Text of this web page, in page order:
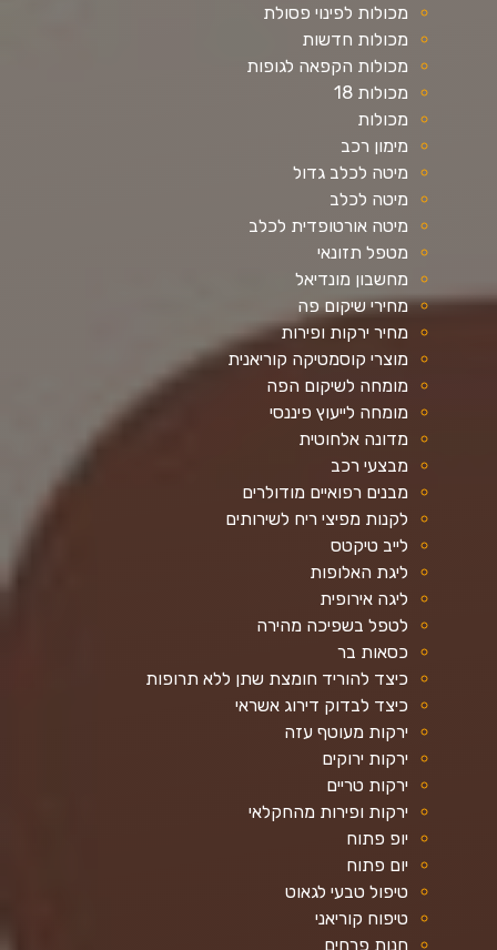
מכולות לפינוי פסולת
מכולות חדשות
מכולות הקפאה לגופות
מכולות 18
מכולות
מימון רכב
מיטה לכלב גדול
מיטה לכלב
מיטה אורטופדית לכלב
מטפל תזונאי
מחשבון מונדיאל
מחירי שיקום פה
מחיר ירקות ופירות
מוצרי קוסמטיקה קוריאנית
מומחה לשיקום הפה
מומחה לייעוץ פיננסי
מדונה אלחוטית
מבצעי רכב
מבנים רפואיים מודולרים
לקנות מפיצי ריח לשירותים
לייב טיקטס
ליגת האלופות
ליגה אירופית
לטפל בשפיכה מהירה
כסאות בר
כיצד להוריד חומצת שתן ללא תרופות
כיצד לבדוק דירוג אשראי
ירקות מעוטף עזה
ירקות ירוקים
ירקות טריים
ירקות ופירות מהחקלאי
יופ פתוח
יום פתוח
טיפול טבעי לגאוט
טיפוח קוריאני
חנות פרחים